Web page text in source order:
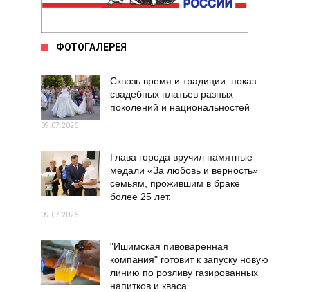
ФОТОГАЛЕРЕЯ
Сквозь время и традиции: показ
свадебных платьев разных
поколений и национальностей
09.07.2026
Глава города вручил памятные
медали «За любовь и верность»
семьям, прожившим в браке
более 25 лет.
09.07.2026
"Ишимская пивоваренная
компания" готовит к запуску новую
линию по розливу газированных
напитков и кваса